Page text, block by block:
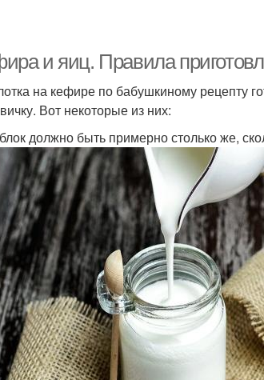
и яиц. Правила
на кефире по бабушкиному рецепту
Вот некоторые из них:
должно быть примерно столько же,